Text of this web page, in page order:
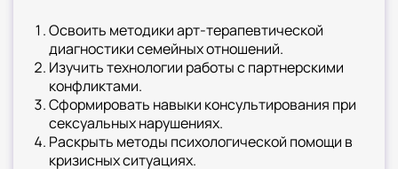
Освоить методики арт-терапевтической
диагностики семейных отношений.
Изучить технологии работы с партнерскими
конфликтами.
Сформировать навыки консультирования при
сексуальных нарушениях.
Раскрыть методы психологической помощи в
кризисных ситуациях.